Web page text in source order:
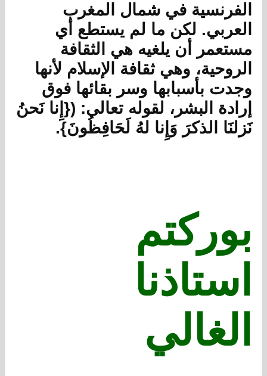
الفرنسية في شمال المغرب
العربي. لكن ما لم يستطع أي
مستعمر أن يلغيه هي الثقافة
الروحية، وهي ثقافة الإسلام لأنها
وجدت بأسبابها وسر بقائها فوق
إرادة البشر، لقوله تعالى: ({إِنا نَحنُ
نَزلنَا الذكرَ وَإِنا لهُ لَحَافِظُونَ}.
بوركتم
استاذنا
الغالي